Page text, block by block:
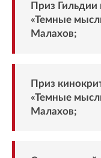
Приз
«Темные
Малахов;
Приз
«Темные
Малахов;